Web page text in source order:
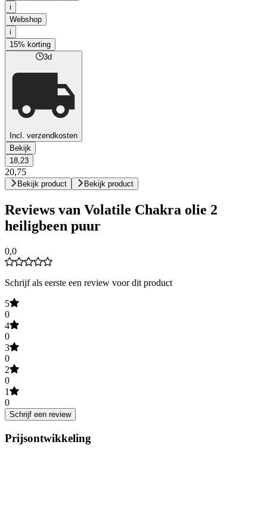
i
Webshop
i
15% korting
3d
Incl. verzendkosten
Bekijk
18,23
20,75
Bekijk product Bekijk product
Reviews van Volatile Chakra olie 2
heiligbeen puur
0,0
Schrijf als eerste een review voor dit product
5
0
4
0
3
0
2
0
1
0
Schrijf een review
Prijsontwikkeling